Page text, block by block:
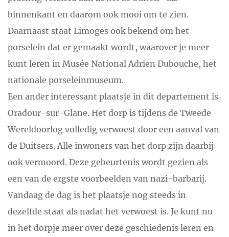
binnenkant en daarom ook mooi om te zien.
Daarnaast staat Limoges ook bekend om het
porselein dat er gemaakt wordt, waarover je meer
kunt leren in Musée National Adrien Dubouche, het
nationale porseleinmuseum.
Een ander interessant plaatsje in dit departement is
Oradour-sur-Glane. Het dorp is tijdens de Tweede
Wereldoorlog volledig verwoest door een aanval van
de Duitsers. Alle inwoners van het dorp zijn daarbij
ook vermoord. Deze gebeurtenis wordt gezien als
een van de ergste voorbeelden van nazi-barbarij.
Vandaag de dag is het plaatsje nog steeds in
dezelfde staat als nadat het verwoest is. Je kunt nu
in het dorpje meer over deze geschiedenis leren en